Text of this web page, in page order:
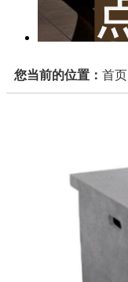
您当前的位置： 首页